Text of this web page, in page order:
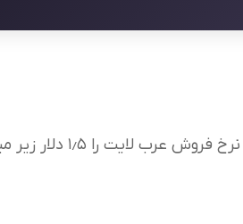
آرامکو قیمت نفت